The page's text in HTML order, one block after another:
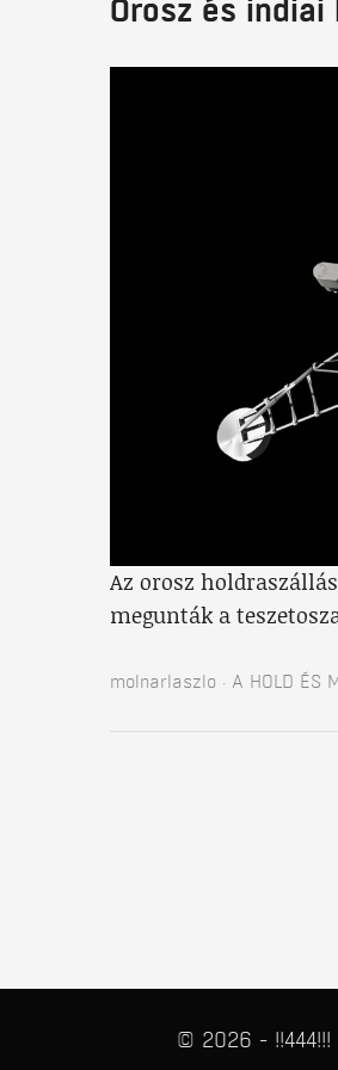
Orosz és
Az orosz
megunták a
molnarlaszlo A HOLD ÉS
© 2026 -